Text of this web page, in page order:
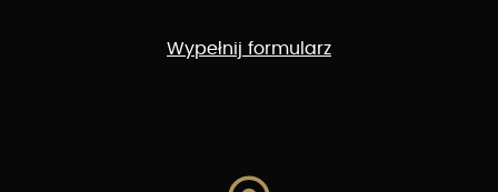
Wypełnij formularz